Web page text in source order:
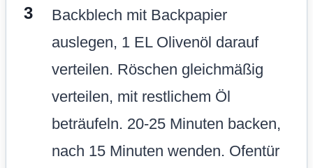
Backblech mit Backpapier
auslegen, 1 EL Olivenöl darauf
verteilen. Röschen gleichmäßig
verteilen, mit restlichem Öl
beträufeln. 20-25 Minuten backen,
nach 15 Minuten wenden. Ofentür